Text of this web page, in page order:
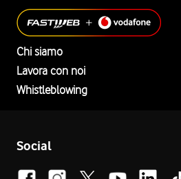
Chi siamo
Lavora con noi
Whistleblowing
Social